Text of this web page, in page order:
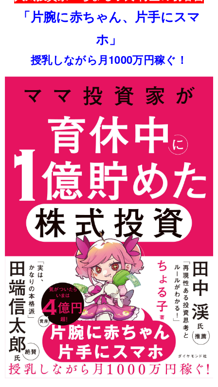
「片腕に赤ちゃん、片手にスマ
ホ」
授乳しながら月1000万円稼ぐ！